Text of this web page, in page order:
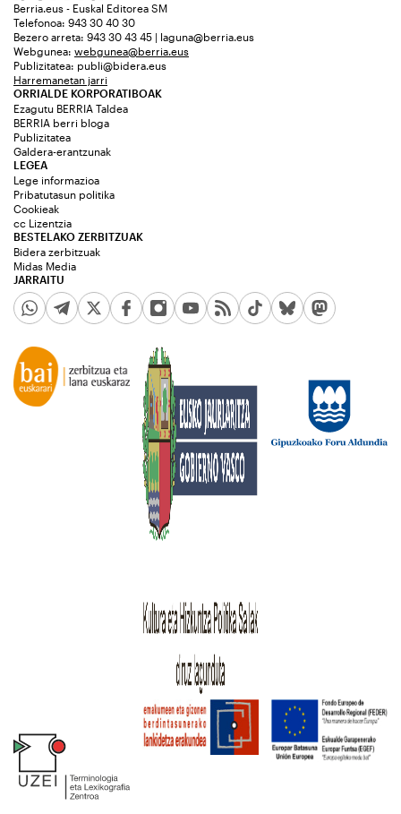
Berria.eus - Euskal Editorea SM
Telefonoa: 943 30 40 30
Bezero arreta: 943 30 43 45 | laguna@berria.eus
Webgunea: webgunea@berria.eus
Publizitatea: publi@bidera.eus
Harremanetan jarri
ORRIALDE KORPORATIBOAK
Ezagutu BERRIA Taldea
BERRIA berri bloga
Publizitatea
Galdera-erantzunak
JARRAITU
LEGEA
Lege informazioa
Pribatutasun politika
Cookieak
cc Lizentzia
BESTELAKO ZERBITZUAK
Bidera zerbitzuak
Midas Media